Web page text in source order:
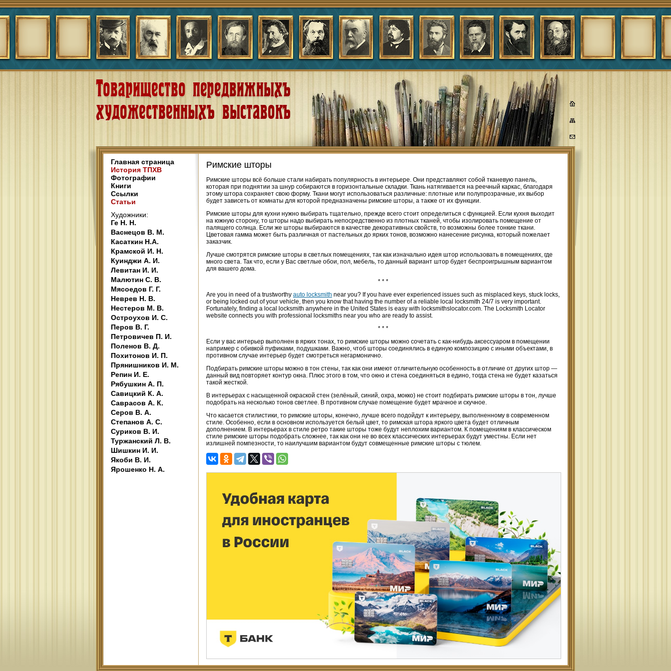
Главная страница
История ТПХВ
Фотографии
Книги
Ссылки
Статьи
Художники:
Ге Н. Н.
Васнецов В. М.
Касаткин Н.А.
Крамской И. Н.
Куинджи А. И.
Левитан И. И.
Малютин С. В.
Мясоедов Г. Г.
Неврев Н. В.
Нестеров М. В.
Остроухов И. С.
Перов В. Г.
Петровичев П. И.
Поленов В. Д.
Похитонов И. П.
Прянишников И. М.
Репин И. Е.
Рябушкин А. П.
Савицкий К. А.
Саврасов А. К.
Серов В. А.
Степанов А. С.
Суриков В. И.
Туржанский Л. В.
Шишкин И. И.
Якоби В. И.
Ярошенко Н. А.
Римские шторы
Римские шторы всё больше стали набирать популярность в интерьере. Они представляют собой тканевую панель,
которая при поднятии за шнур собираются в горизонтальные складки. Ткань натягивается на реечный каркас, благодаря
этому штора сохраняет свою форму. Ткани могут использоваться различные: плотные или полупрозрачные, их выбор
будет зависеть от комнаты для которой предназначены римские шторы, а также от их функции.
Римские шторы для кухни нужно выбирать тщательно, прежде всего стоит определиться с функцией. Если кухня выходит
на южную сторону, то шторы надо выбирать непосредственно из плотных тканей, чтобы изолировать помещение от
палящего солнца. Если же шторы выбираются в качестве декоративных свойств, то возможны более тонкие ткани.
Цветовая гамма может быть различная от пастельных до ярких тонов, возможно нанесение рисунка, который пожелает
заказчик.
Лучше смотрятся римские шторы в светлых помещениях, так как изначально идея штор использовать в помещениях, где
много света. Так что, если у Вас светлые обои, пол, мебель, то данный вариант штор будет беспроигрышным вариантом
для вашего дома.
* * *
Are you in need of a trustworthy auto locksmith near you? If you have ever experienced issues such as misplaced keys, stuck locks,
or being locked out of your vehicle, then you know that having the number of a reliable local locksmith 24/7 is very important.
Fortunately, finding a local locksmith anywhere in the United States is easy with locksmithslocator.com. The Locksmith Locator
website connects you with professional locksmiths near you who are ready to assist.
* * *
Если у вас интерьер выполнен в ярких тонах, то римские шторы можно сочетать с как-нибудь аксессуаром в помещении
например с обивкой пуфиками, подушками. Важно, чтоб шторы соединялись в единую композицию с иными объектами, в
противном случае интерьер будет смотреться негармонично.
Подбирать римские шторы можно в тон стены, так как они имеют отличительную особенность в отличие от других штор —
данный вид повторяет контур окна. Плюс этого в том, что окно и стена соединяться в едино, тогда стена не будет казаться
такой жесткой.
В интерьерах с насыщенной окраской стен (зелёный, синий, охра, мокко) не стоит подбирать римские шторы в тон, лучше
подобрать на несколько тонов светлее. В противном случае помещение будет мрачное и скучное.
Что касается стилистики, то римские шторы, конечно, лучше всего подойдут к интерьеру, выполненному в современном
стиле. Особенно, если в основном используется белый цвет, то римская штора яркого цвета будет отличным
дополнением. В интерьерах в стиле ретро такие шторы тоже будут неплохим вариантом. К помещениям в классическом
стиле римские шторы подобрать сложнее, так как они не во всех классических интерьерах будут уместны. Если нет
излишней помпезности, то наилучшим вариантом будут совмещенные римские шторы с тюлем.